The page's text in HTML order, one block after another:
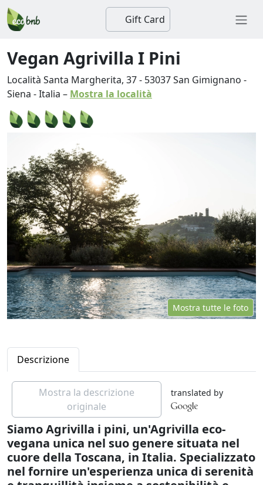
Gift Card
Vegan Agrivilla I Pini
Località Santa Margherita, 37- 53037San Gimignano -
Siena -Italia – Mostra la località
Mostra tutte le foto
Descrizione
Mostra la descrizione
originale
translated by
Siamo Agrivilla i pini, un'Agrivilla eco-
vegana unica nel suo genere situata nel
cuore della Toscana, in Italia. Specializzato
nel fornire un'esperienza unica di serenità